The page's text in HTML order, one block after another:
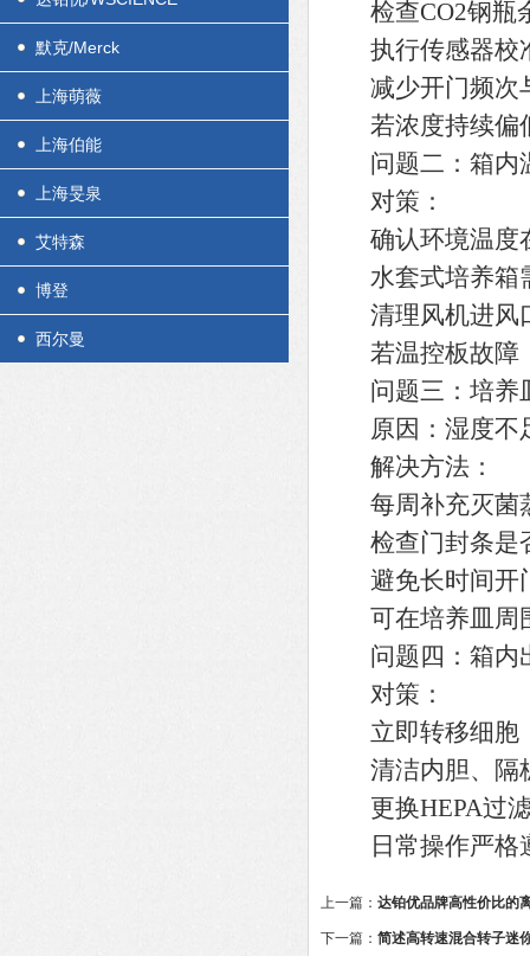
默克/Merck
上海萌薇
上海伯能
上海旻泉
艾特森
博登
西尔曼
检查CO2钢瓶余
执行传感器校准
减少开门频次
若浓度持续偏低
问题二：箱内
对策：
确认环境温度在
水套式培养箱需
清理风机进风
若温控板故障（
问题三：培养
原因：湿度不
解决方法：
每周补充灭菌蒸
检查门封条是否
避免长时间开
可在培养皿周
问题四：箱内
对策：
立即转移细胞，
清洁内胆、隔板
更换HEPA过滤
日常操作严格遵
上一篇： 达铂优品牌高性价比的
下一篇： 简述高转速混合转子迷